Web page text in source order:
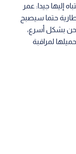
إليها جيدا: عمر
حتما سيصبح
بشكل أسرع،
لمراقبة